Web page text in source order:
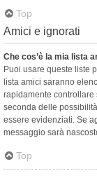
Top
Amici e ignorati
Che cos’è la mia lista
Puoi usare queste liste
lista amici saranno
rapidamente controllare
seconda delle
essere evidenziati. Se
messaggio sarà
Top